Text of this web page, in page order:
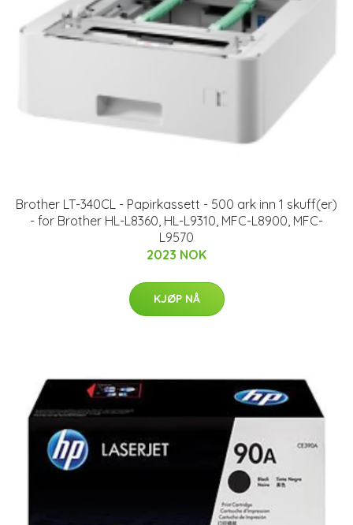
Brother LT-340CL - Papirkassett - 500 ark inn 1 skuff(er)
- for Brother HL-L8360, HL-L9310, MFC-L8900, MFC-
L9570
2023 NOK
KJØP NÅ